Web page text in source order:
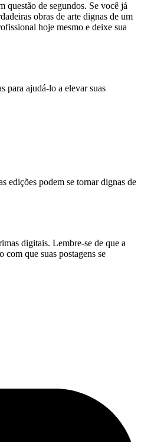
questão de segundos. ‌Se você já
obras de arte dignas‍ de um
hoje mesmo e deixe sua
para ajudá-lo a elevar suas
edições podem se tornar dignas ⁤de
digitais. Lembre-se de‌ que a
que⁤ suas postagens se